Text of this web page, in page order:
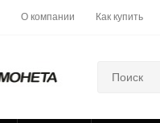
О компании Как купить